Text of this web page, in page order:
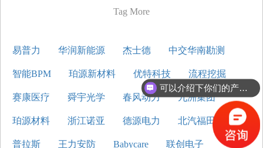
Tag More
易普力 华润新能源 杰士德 中交华南勘测
智能BPM 珀源新材料 优特科技 流程挖掘
赛康医疗 舜宇光学 春风动力 九洲集团
珀源材料 浙江诺亚 德源电力 北汽福田
普拉斯 王力安防 Babycare 联创电子
可以介绍下你们的产品么？